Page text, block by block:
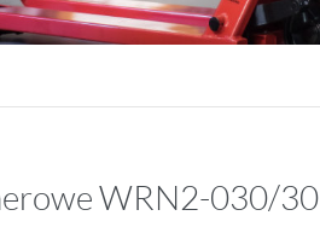
WRN2-030/30